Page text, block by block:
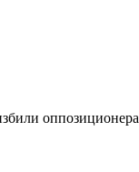
оппозиционера